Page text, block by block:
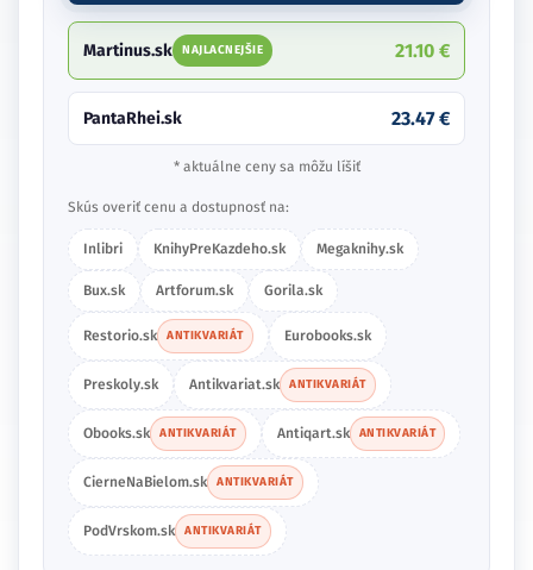
Martinus.sk NAJLACNEJŠIE 21.10 €
PantaRhei.sk 23.47 €
* aktuálne ceny sa môžu líšiť
Skús overiť cenu a dostupnosť na:
Inlibri KnihyPreKazdeho.sk Megaknihy.sk
Bux.sk Artforum.sk Gorila.sk
Restorio.sk ANTIKVARIÁT Eurobooks.sk
Preskoly.sk Antikvariat.sk ANTIKVARIÁT
Obooks.sk ANTIKVARIÁT Antiqart.sk ANTIKVARIÁT
CierneNaBielom.sk ANTIKVARIÁT
PodVrskom.sk ANTIKVARIÁT